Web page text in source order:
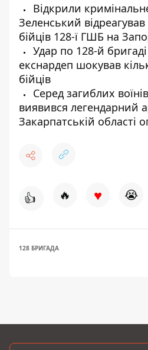
Відкрили
Зеленський
бійців 128-ї ГШБ на
Удар по 128-й
екснардеп шокував
бійців
Серед загиблих
виявився легендарний
Закарпатській області
👍 🔥 ♥ 😭
128 БРИГАДА